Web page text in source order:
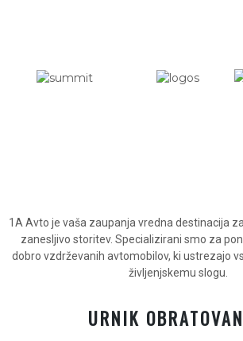
1A Avto je vaša zaupanja vredna destinacija
zanesljivo storitev. Specializirani smo za
dobro vzdrževanih avtomobilov, ki ustrezajo
življenjskemu slogu.
URNIK